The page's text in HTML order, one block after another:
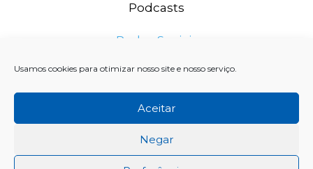
Usamos cookies para otimizar nosso site e nosso serviço.
Aceitar
Negar
Podcasts
Redes Sociais